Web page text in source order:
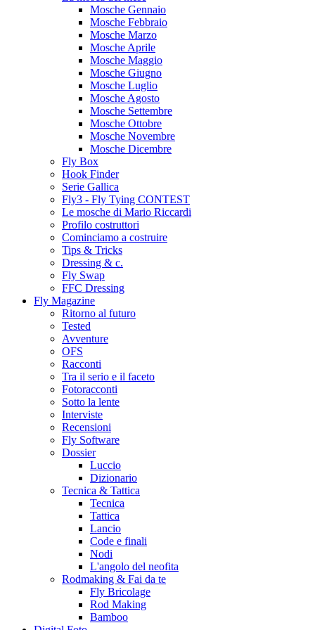
Mosche Gennaio
Mosche Febbraio
Mosche Marzo
Mosche Aprile
Mosche Maggio
Mosche Giugno
Mosche Luglio
Mosche Agosto
Mosche Settembre
Mosche Ottobre
Mosche Novembre
Mosche Dicembre
Fly Box
Hook Finder
Serie Gallica
Fly3 - Fly Tying CONTEST
Le mosche di Mario Riccardi
Profilo costruttori
Cominciamo a costruire
Tips & Tricks
Dressing & c.
Fly Swap
FFC Dressing
Fly Magazine
Ritorno al futuro
Tested
Avventure
OFS
Racconti
Tra il serio e il faceto
Fotoracconti
Sotto la lente
Interviste
Recensioni
Fly Software
Dossier
Luccio
Dizionario
Tecnica & Tattica
Tecnica
Tattica
Lancio
Code e finali
Nodi
L'angolo del neofita
Rodmaking & Fai da te
Fly Bricolage
Rod Making
Bamboo